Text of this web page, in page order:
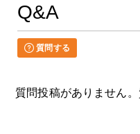
Q&A
質問する
質問投稿がありません